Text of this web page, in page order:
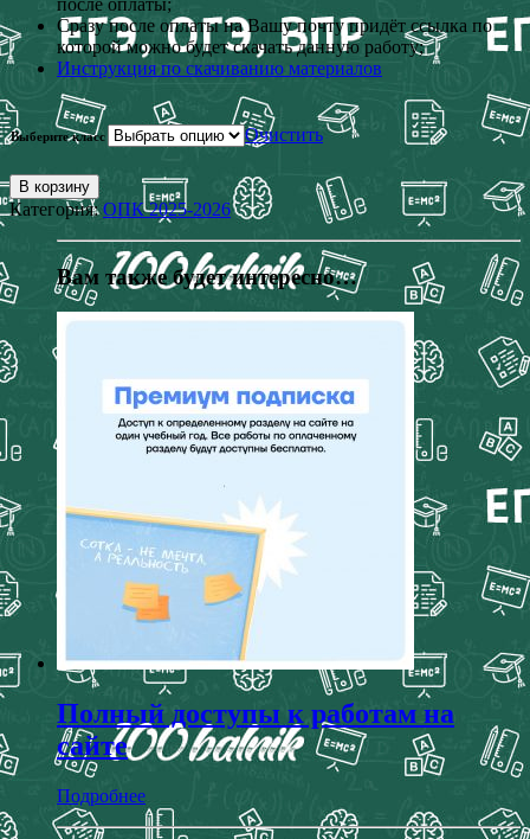
Сразу после оплаты на Вашу почту придёт ссылка по
которой можно будет скачать данную работу;
Инструкция по скачиванию материалов
Выберите класс Очистить
В корзину
Категория:ОПК 2025-2026
Вам также будет интересно…
Полный доступы к работам на
сайте
Подробнее